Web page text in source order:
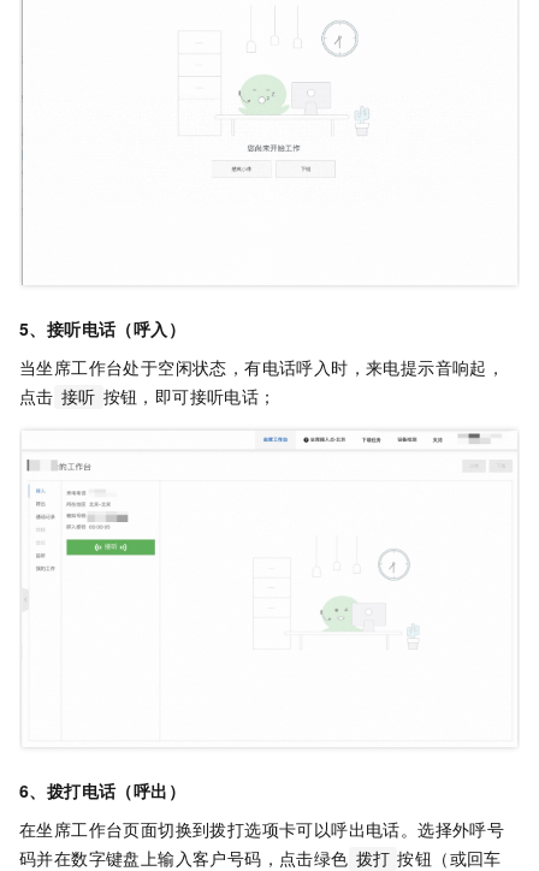
5、接听电话（呼入）
当坐席工作台处于空闲状态，有电话呼入时，来电提示音响起，
点击 接听 按钮，即可接听电话；
6、拨打电话（呼出）
在坐席工作台页面切换到拨打选项卡可以呼出电话。选择外呼号
码并在数字键盘上输入客户号码，点击绿色 拨打 按钮（或回车